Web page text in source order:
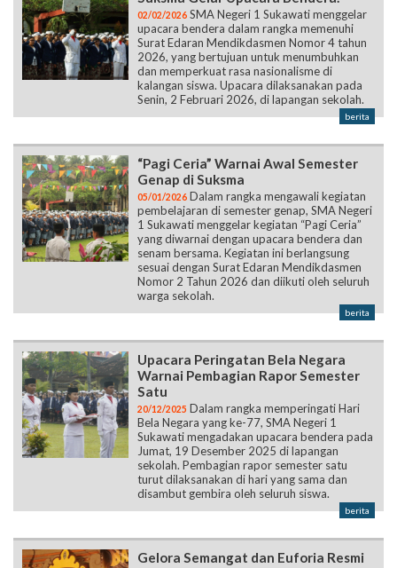
02/02/2026 SMA Negeri 1 Sukawati menggelar
upacara bendera dalam rangka memenuhi
Surat Edaran Mendikdasmen Nomor 4 tahun
2026, yang bertujuan untuk menumbuhkan
dan memperkuat rasa nasionalisme di
kalangan siswa. Upacara dilaksanakan pada
Senin, 2 Februari 2026, di lapangan sekolah.
berita
“Pagi Ceria” Warnai Awal Semester
Genap di Suksma
05/01/2026 Dalam rangka mengawali kegiatan
pembelajaran di semester genap, SMA Negeri
1 Sukawati menggelar kegiatan “Pagi Ceria”
yang diwarnai dengan upacara bendera dan
senam bersama. Kegiatan ini berlangsung
sesuai dengan Surat Edaran Mendikdasmen
Nomor 2 Tahun 2026 dan diikuti oleh seluruh
warga sekolah.
berita
Upacara Peringatan Bela Negara
Warnai Pembagian Rapor Semester
Satu
20/12/2025 Dalam rangka memperingati Hari
Bela Negara yang ke-77, SMA Negeri 1
Sukawati mengadakan upacara bendera pada
Jumat, 19 Desember 2025 di lapangan
sekolah. Pembagian rapor semester satu
turut dilaksanakan di hari yang sama dan
disambut gembira oleh seluruh siswa.
berita
Gelora Semangat dan Euforia Resmi